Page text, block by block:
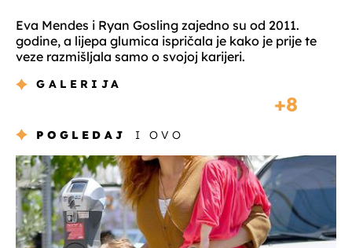
Eva Mendes i Ryan Gosling zajedno su od 2011.
godine, a lijepa glumica ispričala je kako je prije te
veze razmišljala samo o svojoj karijeri.
GALERIJA
8
POGLEDAJ I OVO